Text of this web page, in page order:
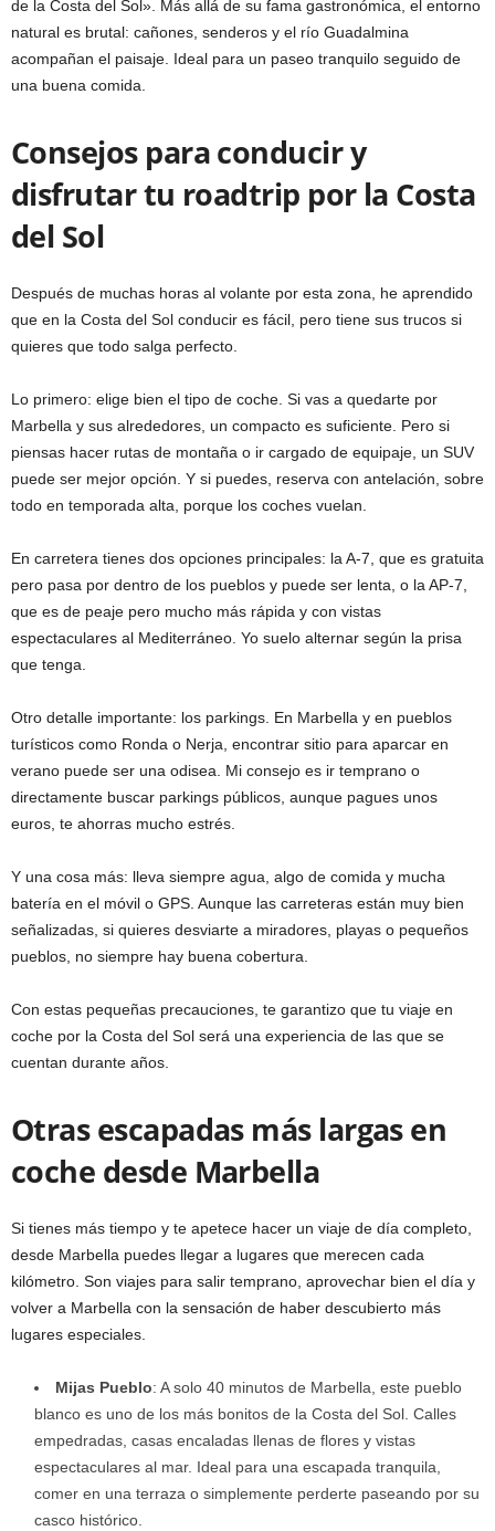
de la Costa del Sol». Más allá de su fama gastronómica, el entorno
natural es brutal: cañones, senderos y el río Guadalmina
acompañan el paisaje. Ideal para un paseo tranquilo seguido de
una buena comida.
Consejos para conducir y
disfrutar tu roadtrip por la Costa
del Sol
Después de muchas horas al volante por esta zona, he aprendido
que en la Costa del Sol conducir es fácil, pero tiene sus trucos si
quieres que todo salga perfecto.
Lo primero: elige bien el tipo de coche. Si vas a quedarte por
Marbella y sus alrededores, un compacto es suficiente. Pero si
piensas hacer rutas de montaña o ir cargado de equipaje, un SUV
puede ser mejor opción. Y si puedes, reserva con antelación, sobre
todo en temporada alta, porque los coches vuelan.
En carretera tienes dos opciones principales: la A-7, que es gratuita
pero pasa por dentro de los pueblos y puede ser lenta, o la AP-7,
que es de peaje pero mucho más rápida y con vistas
espectaculares al Mediterráneo. Yo suelo alternar según la prisa
que tenga.
Otro detalle importante: los parkings. En Marbella y en pueblos
turísticos como Ronda o Nerja, encontrar sitio para aparcar en
verano puede ser una odisea. Mi consejo es ir temprano o
directamente buscar parkings públicos, aunque pagues unos
euros, te ahorras mucho estrés.
Y una cosa más: lleva siempre agua, algo de comida y mucha
batería en el móvil o GPS. Aunque las carreteras están muy bien
señalizadas, si quieres desviarte a miradores, playas o pequeños
pueblos, no siempre hay buena cobertura.
Con estas pequeñas precauciones, te garantizo que tu viaje en
coche por la Costa del Sol será una experiencia de las que se
cuentan durante años.
Otras escapadas más largas en
coche desde Marbella
Si tienes más tiempo y te apetece hacer un viaje de día completo,
desde Marbella puedes llegar a lugares que merecen cada
kilómetro. Son viajes para salir temprano, aprovechar bien el día y
volver a Marbella con la sensación de haber descubierto más
lugares especiales.
Mijas Pueblo: A solo 40 minutos de Marbella, este pueblo
blanco es uno de los más bonitos de la Costa del Sol. Calles
empedradas, casas encaladas llenas de flores y vistas
espectaculares al mar. Ideal para una escapada tranquila,
comer en una terraza o simplemente perderte paseando por su
casco histórico.